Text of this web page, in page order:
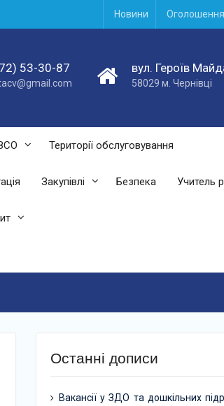
Новини Оголошення
53-30-87 вул. Героїв
58029 м. Чернівці
Території обслуговування
Закупівлі Безпека Учитель
Останні дописи
Вакансії у ЗДО та дошкільних